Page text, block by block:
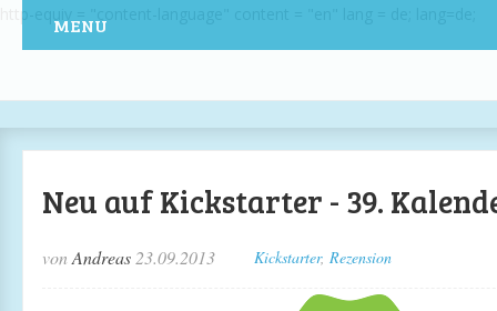
MENU
Neu auf Kickstarter - 39.
vonAndreas 23.09.2013 Kickstarter, Rezension